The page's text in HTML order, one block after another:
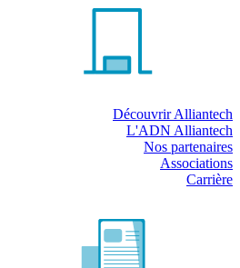
Découvrir Alliantech
L'ADN Alliantech
Nos partenaires
Associations
Carrière